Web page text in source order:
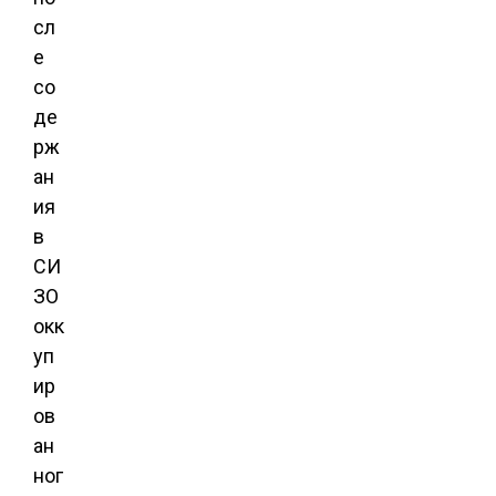
сл
е
со
де
рж
ан
ия
в
СИ
ЗО
окк
уп
ир
ов
ан
ног